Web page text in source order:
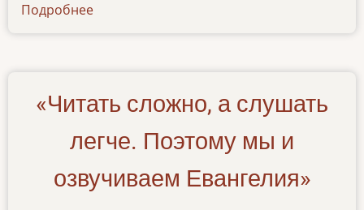
Подробнее
na-
yazyke
«Читать сложно, а слушать
легче. Поэтому мы и
озвучиваем Евангелия»